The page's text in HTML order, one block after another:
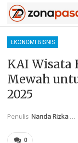
EKONOMI BISNIS
KAI Wisata
Mewah
2025
Penulis Nanda Rizka Mahendra
0